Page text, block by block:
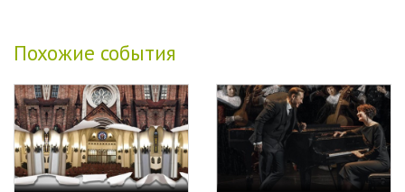
Похожие события